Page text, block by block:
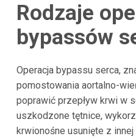
Rodzaje
bypassów
Operacja bypassu serca,
pomostowania aortalno-
poprawić przepływ krwi w
uszkodzone tętnice,
krwionośne usunięte z innej